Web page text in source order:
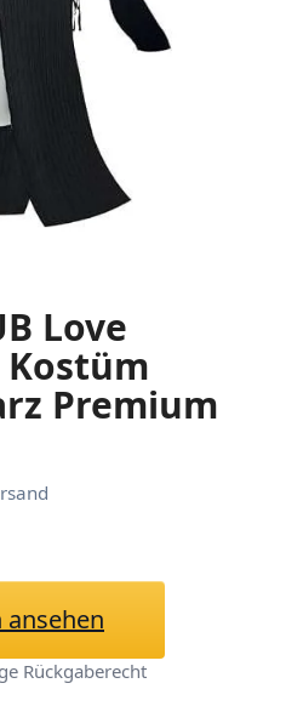
Love
Kostüm
Premium
Dessous
Succubus
ansehen
Rückgaberecht